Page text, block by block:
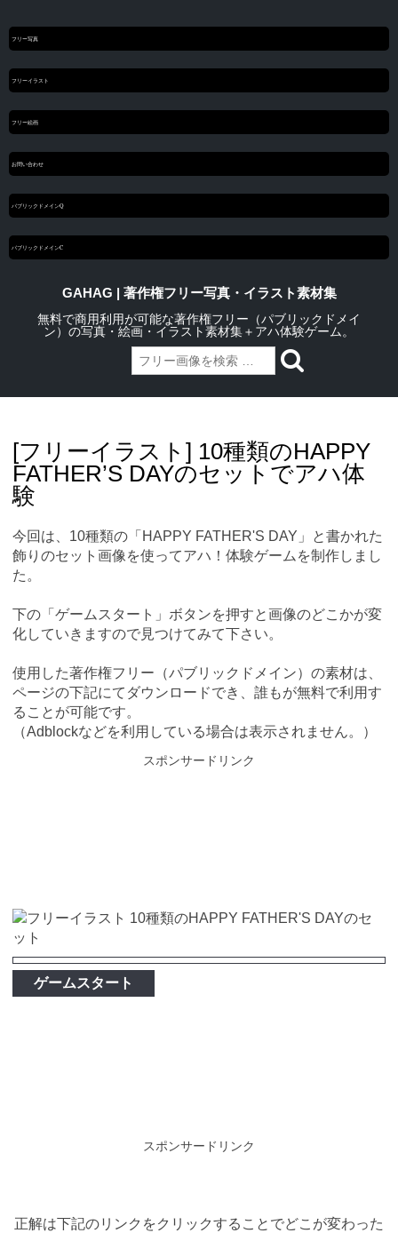
フリー写真
フリーイラスト
フリー絵画
お問い合わせ
パブリックドメインQ
パブリックドメインC
GAHAG | 著作権フリー写真・イラスト素材集
無料で商用利用が可能な著作権フリー（パブリックドメイ
ン）の写真・絵画・イラスト素材集＋アハ体験ゲーム。
content[フリーイラスト] 10種類のHAPPY
FATHER’S DAYのセットでアハ体
験
今回は、10種類の「HAPPY FATHER'S DAY」と書かれた
飾りのセット画像を使ってアハ！体験ゲームを制作しまし
た。
下の「ゲームスタート」ボタンを押すと画像のどこかが変
化していきますので見つけてみて下さい。
使用した著作権フリー（パブリックドメイン）の素材は、
ページの下記にてダウンロードでき、誰もが無料で利用す
ることが可能です。
（Adblockなどを利用している場合は表示されません。）
スポンサードリンク
ゲームスタート
スポンサードリンク
正解は下記のリンクをクリックすることでどこが変わった